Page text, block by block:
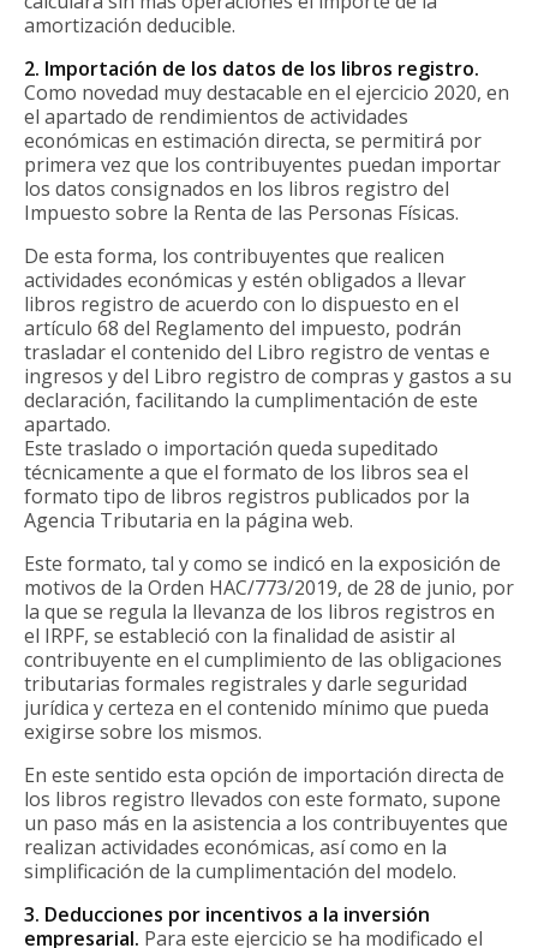
amortización deducible.
2. Importación de los datos de los libros registro.
Como novedad muy destacable en el ejercicio 2020, en
el apartado de rendimientos de actividades
económicas en estimación directa, se permitirá por
primera vez que los contribuyentes puedan importar
los datos consignados en los libros registro del
Impuesto sobre la Renta de las Personas Físicas.
De esta forma, los contribuyentes que realicen
actividades económicas y estén obligados a llevar
libros registro de acuerdo con lo dispuesto en el
artículo 68 del Reglamento del impuesto, podrán
trasladar el contenido del Libro registro de ventas e
ingresos y del Libro registro de compras y gastos a su
declaración, facilitando la cumplimentación de este
apartado.
Este traslado o importación queda supeditado
técnicamente a que el formato de los libros sea el
formato tipo de libros registros publicados por la
Agencia Tributaria en la página web.
Este formato, tal y como se indicó en la exposición de
motivos de la Orden HAC/773/2019, de 28 de junio, por
la que se regula la llevanza de los libros registros en
el IRPF, se estableció con la finalidad de asistir al
contribuyente en el cumplimiento de las obligaciones
tributarias formales registrales y darle seguridad
jurídica y certeza en el contenido mínimo que pueda
exigirse sobre los mismos.
En este sentido esta opción de importación directa de
los libros registro llevados con este formato, supone
un paso más en la asistencia a los contribuyentes que
realizan actividades económicas, así como en la
simplificación de la cumplimentación del modelo.
3. Deducciones por incentivos a la inversión
empresarial. Para este ejercicio se ha modificado el